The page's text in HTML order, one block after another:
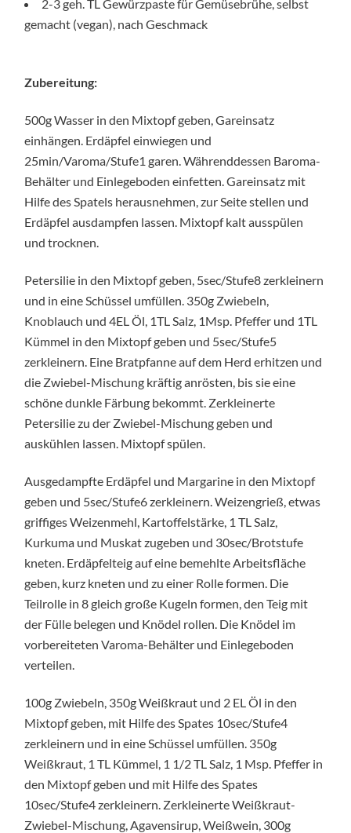
2-3 geh. TL Gewürzpaste für Gemüsebrühe, selbst
gemacht (vegan), nach Geschmack
Zubereitung:
500g Wasser in den Mixtopf geben, Gareinsatz
einhängen. Erdäpfel einwiegen und
25min/Varoma/Stufe1 garen. Währenddessen Baroma-
Behälter und Einlegeboden einfetten. Gareinsatz mit
Hilfe des Spatels herausnehmen, zur Seite stellen und
Erdäpfel ausdampfen lassen. Mixtopf kalt ausspülen
und trocknen.
Petersilie in den Mixtopf geben, 5sec/Stufe8 zerkleinern
und in eine Schüssel umfüllen. 350g Zwiebeln,
Knoblauch und 4EL Öl, 1TL Salz, 1Msp. Pfeffer und 1TL
Kümmel in den Mixtopf geben und 5sec/Stufe5
zerkleinern. Eine Bratpfanne auf dem Herd erhitzen und
die Zwiebel-Mischung kräftig anrösten, bis sie eine
schöne dunkle Färbung bekommt. Zerkleinerte
Petersilie zu der Zwiebel-Mischung geben und
auskühlen lassen. Mixtopf spülen.
Ausgedampfte Erdäpfel und Margarine in den Mixtopf
geben und 5sec/Stufe6 zerkleinern. Weizengrieß, etwas
griffiges Weizenmehl, Kartoffelstärke, 1 TL Salz,
Kurkuma und Muskat zugeben und 30sec/Brotstufe
kneten. Erdäpfelteig auf eine bemehlte Arbeitsfläche
geben, kurz kneten und zu einer Rolle formen. Die
Teilrolle in 8 gleich große Kugeln formen, den Teig mit
der Fülle belegen und Knödel rollen. Die Knödel im
vorbereiteten Varoma-Behälter und Einlegeboden
verteilen.
100g Zwiebeln, 350g Weißkraut und 2 EL Öl in den
Mixtopf geben, mit Hilfe des Spates 10sec/Stufe4
zerkleinern und in eine Schüssel umfüllen. 350g
Weißkraut, 1 TL Kümmel, 1 1/2 TL Salz, 1 Msp. Pfeffer in
den Mixtopf geben und mit Hilfe des Spates
10sec/Stufe4 zerkleinern. Zerkleinerte Weißkraut-
Zwiebel-Mischung, Agavensirup, Weißwein, 300g